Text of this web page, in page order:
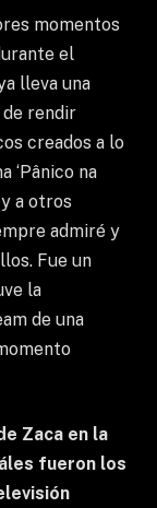
momentos
el
lleva una
de rendir
creados a lo
‘Pânico na
a otros
admiré y
Fue un
la
de una
Zaca en la
fueron los